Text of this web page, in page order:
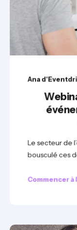
Ana
Le secteur de
bousculé ces
Commencer à